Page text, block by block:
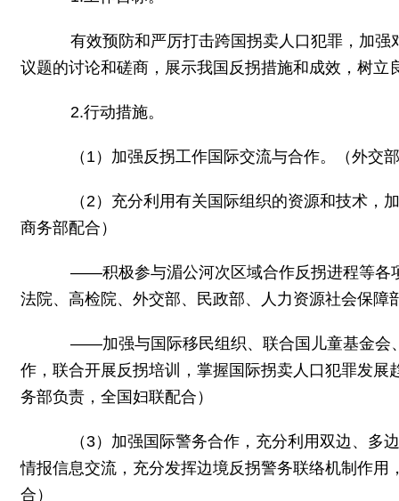
有效预防和严厉打击跨国拐卖人口犯罪，加强
议题的讨论和磋商，展示我国反拐措施和成效，树立
2.行动措施。
（1）加强反拐工作国际交流与合作。（外交
（2）充分利用有关国际组织的资源和技术，加
商务部配合）
——积极参与湄公河次区域合作反拐进程等各项
法院、高检院、外交部、民政部、人力资源社会保
——加强与国际移民组织、联合国儿童基金会、
作，联合开展反拐培训，掌握国际拐卖人口犯罪发
务部负责，全国妇联配合）
（3）加强国际警务合作，充分利用双边、多边
情报信息交流，充分发挥边境反拐警务联络机制作
合）